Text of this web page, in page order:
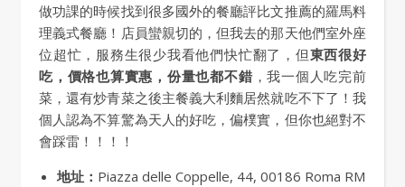
做功課的時候找到很多國外的餐廳評比文推薦的羅馬料
理義式餐廳！店員蠻親切的，但我去的那天他們室外座
位超忙，服務生很少我看他們快忙翻了，但東西很好
吃，價格也算實惠，份量也都不錯，我一個人吃完前
菜，還有炒青菜之後主餐義大利麵居然就吃不下了！我
個人認為不算驚為天人的好吃，偏樸實，但你也絕對不
會踩雷！！！！
地址： Piazza delle Coppelle, 44, 00186 Roma RM